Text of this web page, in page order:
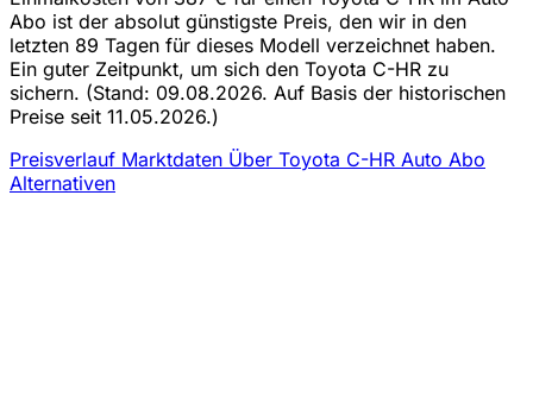
Abo ist der absolut günstigste Preis, den wir in den
letzten 89 Tagen für dieses Modell verzeichnet haben.
Ein guter Zeitpunkt, um sich den Toyota C-HR zu
sichern. (Stand: 09.08.2026. Auf Basis der historischen
Preise seit 11.05.2026.)
Preisverlauf Marktdaten Über Toyota C-HR Auto Abo
Alternativen